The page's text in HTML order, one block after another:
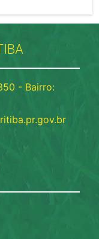
- Bairro: